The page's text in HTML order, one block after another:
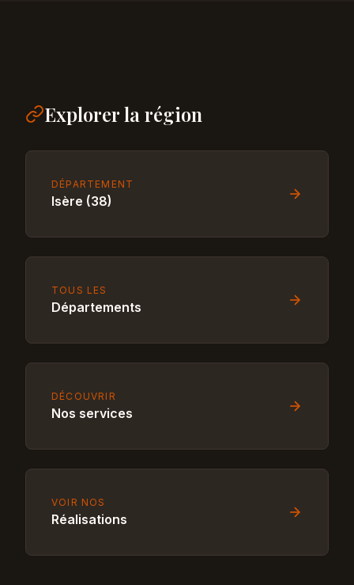
Explorer la région
DÉPARTEMENT
Isère (38)
TOUS LES
Départements
DÉCOUVRIR
Nos services
VOIR NOS
Réalisations